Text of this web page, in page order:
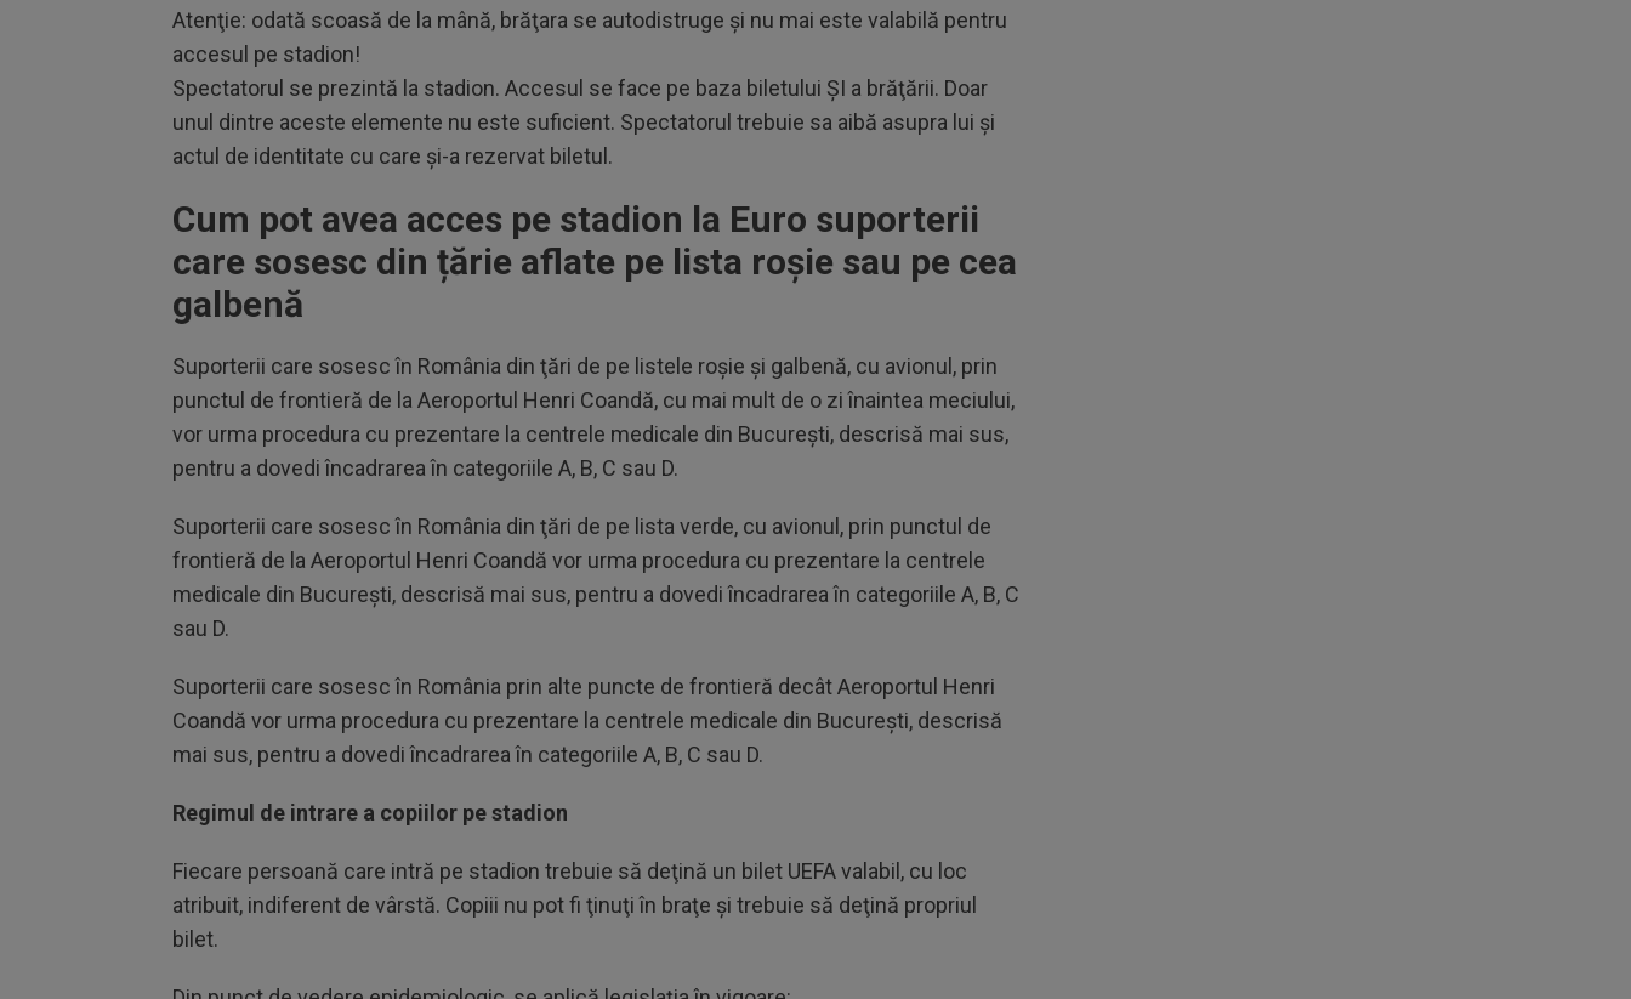
Atenţie: odată scoasă de la mână, brăţara se autodistruge şi nu mai este valabilă pentru
accesul pe stadion!
Spectatorul se prezintă la stadion. Accesul se face pe baza biletului ŞI a brăţării. Doar
unul dintre aceste elemente nu este suficient. Spectatorul trebuie sa aibă asupra lui şi
actul de identitate cu care şi-a rezervat biletul.
Cum pot avea acces pe stadion la Euro suporterii
care sosesc din țărie aflate pe lista roșie sau pe cea
galbenă
Suporterii care sosesc în România din ţări de pe listele roşie şi galbenă, cu avionul, prin
punctul de frontieră de la Aeroportul Henri Coandă, cu mai mult de o zi înaintea meciului,
vor urma procedura cu prezentare la centrele medicale din Bucureşti, descrisă mai sus,
pentru a dovedi încadrarea în categoriile A, B, C sau D.
Suporterii care sosesc în România din ţări de pe lista verde, cu avionul, prin punctul de
frontieră de la Aeroportul Henri Coandă vor urma procedura cu prezentare la centrele
medicale din Bucureşti, descrisă mai sus, pentru a dovedi încadrarea în categoriile A, B, C
sau D.
Suporterii care sosesc în România prin alte puncte de frontieră decât Aeroportul Henri
Coandă vor urma procedura cu prezentare la centrele medicale din Bucureşti, descrisă
mai sus, pentru a dovedi încadrarea în categoriile A, B, C sau D.
Regimul de intrare a copiilor pe stadion
Fiecare persoană care intră pe stadion trebuie să deţină un bilet UEFA valabil, cu loc
atribuit, indiferent de vârstă. Copiii nu pot fi ţinuţi în braţe şi trebuie să deţină propriul
bilet.